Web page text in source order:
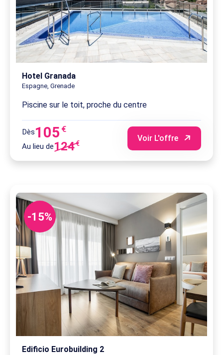
Hotel Granada
Espagne, Grenade
Piscine sur le toit, proche du centre
Dès105 €
Au lieu de124€
Voir L'offre
-15%
Edificio Eurobuilding 2